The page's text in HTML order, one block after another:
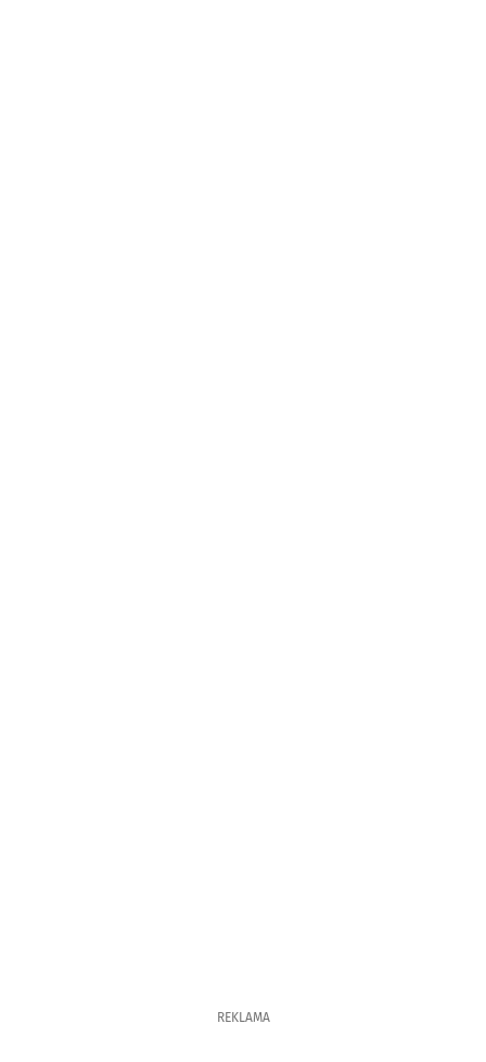
REKLAMA